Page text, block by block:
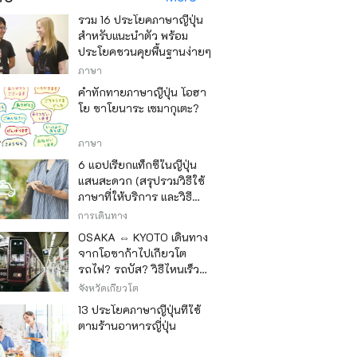
รวม 16 ประโยคภาษาญี่ปุ่น
สำหรับแนะนำตัว พร้อม
ประโยคชวนคุยพื้นฐานง่ายๆ
ภาษา
คำทักทายภาษาญี่ปุ่น โอฮา
โย ซาโยนาระ เซมากุเตะ?
ภาษา
6 แอปเรียกแท็กซี่ในญี่ปุ่น
แสนสะดวก (สรุปรวมวิธีใช้
ภาษาที่ให้บริการ และวิธี
ชำระเงิน)
การเดินทาง
OSAKA ⇔ KYOTO เดินทาง
จากโอซาก้าไปเกียวโต
รถไฟ? รถบัส? วิธีไหนเร็ว
วิธีไหนถูก
จังหวัดเกียวโต
13 ประโยคภาษาญี่ปุ่นที่ใช้
ตามร้านอาหารญี่ปุ่น